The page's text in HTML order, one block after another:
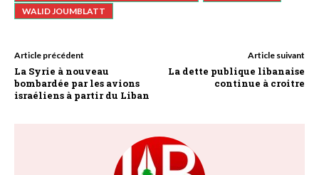
WALID JOUMBLATT
Article précédent
La Syrie à nouveau
bombardée par les avions
israéliens à partir du Liban
Article suivant
La dette publique libanaise
continue à croitre